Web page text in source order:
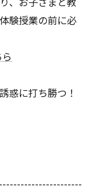
験授業の前に必
惑に打ち勝つ！